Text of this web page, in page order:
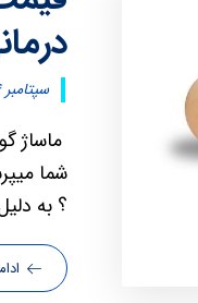
سپتامبر ۴, ۲۰۲۱
ماساژ
شما
؟ به